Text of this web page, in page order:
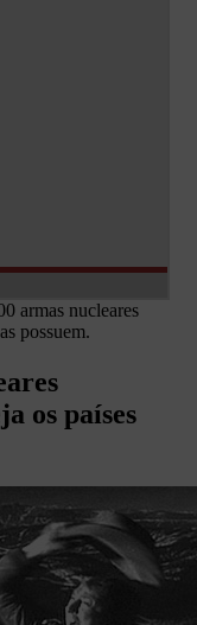
armas nucleares
possuem.
os países